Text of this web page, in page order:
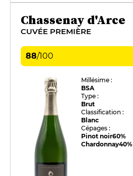
Chassenay d'Arce
CUVÉE PREMIÈRE
88/100
Millésime :
BSA
Type :
Brut
Classification :
Blanc
Cépages :
Pinot noir60%
Chardonnay40%